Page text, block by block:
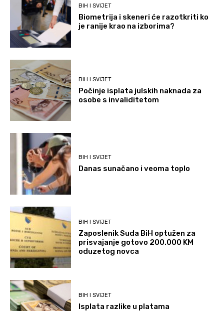
BIH I SVIJET
Biometrija i skeneri će razotkriti ko
je ranije krao na izborima?
BIH I SVIJET
Počinje isplata julskih naknada za
osobe s invaliditetom
BIH I SVIJET
Danas sunačano i veoma toplo
BIH I SVIJET
Zaposlenik Suda BiH optužen za
prisvajanje gotovo 200.000 KM
oduzetog novca
BIH I SVIJET
Isplata razlike u platama